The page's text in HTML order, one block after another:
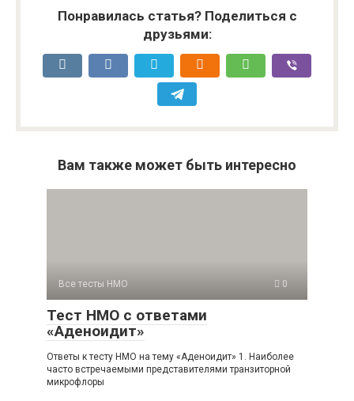
Понравилась статья? Поделиться с
друзьями:
Вам также может быть интересно
Все тесты НМО 0
Тест НМО с ответами
«Аденоидит»
Ответы к тесту НМО на тему «Аденоидит» 1. Наиболее
часто встречаемыми представителями транзиторной
микрофлоры